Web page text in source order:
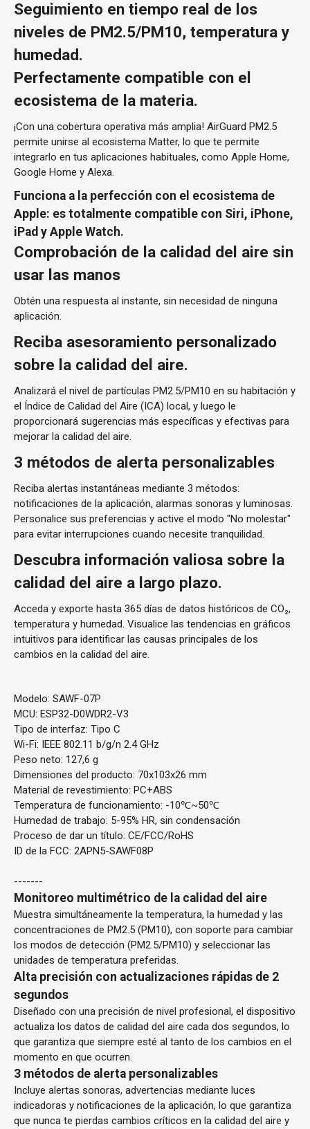
Seguimiento en tiempo real de los
niveles de PM2.5/PM10, temperatura y
humedad.
Perfectamente compatible con el
ecosistema de la materia.
¡Con una cobertura operativa más amplia! AirGuard PM2.5
permite unirse al ecosistema Matter, lo que te permite
integrarlo en tus aplicaciones habituales, como Apple Home,
Google Home y Alexa.
Funciona a la perfección con el ecosistema de
Apple: es totalmente compatible con Siri, iPhone,
iPad y Apple Watch.
Comprobación de la calidad del aire sin
usar las manos
Obtén una respuesta al instante, sin necesidad de ninguna
aplicación.
Reciba asesoramiento personalizado
sobre la calidad del aire.
Analizará el nivel de partículas PM2.5/PM10 en su habitación y
el Índice de Calidad del Aire (ICA) local, y luego le
proporcionará sugerencias más específicas y efectivas para
mejorar la calidad del aire.
3 métodos de alerta personalizables
Reciba alertas instantáneas mediante 3 métodos:
notificaciones de la aplicación, alarmas sonoras y luminosas.
Personalice sus preferencias y active el modo "No molestar"
para evitar interrupciones cuando necesite tranquilidad.
Descubra información valiosa sobre la
calidad del aire a largo plazo.
Acceda y exporte hasta 365 días de datos históricos de CO₂,
temperatura y humedad. Visualice las tendencias en gráficos
intuitivos para identificar las causas principales de los
cambios en la calidad del aire.
Modelo: SAWF-07P
MCU: ESP32-D0WDR2-V3
Tipo de interfaz: Tipo C
Wi-Fi: IEEE 802.11 b/g/n 2.4 GHz
Peso neto: 127,6 g
Dimensiones del producto: 70x103x26 mm
Material de revestimiento: PC+ABS
Temperatura de funcionamiento: -10℃~50℃
Humedad de trabajo: 5-95% HR, sin condensación
Proceso de dar un título: CE/FCC/RoHS
ID de la FCC: 2APN5-SAWF08P
-------
Monitoreo multimétrico de la calidad del aire
Muestra simultáneamente la temperatura, la humedad y las
concentraciones de PM2.5 (PM10), con soporte para cambiar
los modos de detección (PM2.5/PM10) y seleccionar las
unidades de temperatura preferidas.
Alta precisión con actualizaciones rápidas de 2
segundos
Diseñado con una precisión de nivel profesional, el dispositivo
actualiza los datos de calidad del aire cada dos segundos, lo
que garantiza que siempre esté al tanto de los cambios en el
momento en que ocurren.
3 métodos de alerta personalizables
Incluye alertas sonoras, advertencias mediante luces
indicadoras y notificaciones de la aplicación, lo que garantiza
que nunca te pierdas cambios críticos en la calidad del aire y